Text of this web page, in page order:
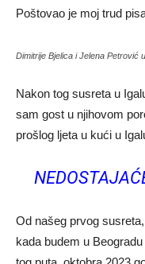
Poštovao je moj trud
Dimitrije Bjelica i Jelena Petrović
Nakon tog susreta u
sam gost u njihovom
prošlog ljeta u kući u
Od našeg prvog
kada budem u